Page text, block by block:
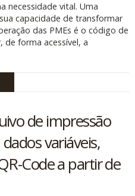
necessidade vital. Uma
capacidade de transformar
das PMEs é o código de
de forma acessível, a
de impressão
variáveis,
Code a partir de